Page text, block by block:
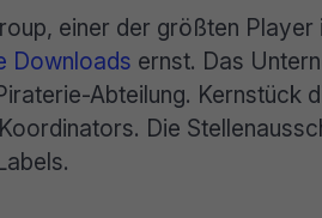
einer der größten
Downloads ernst. Das
Abteilung. Kernstück
Die